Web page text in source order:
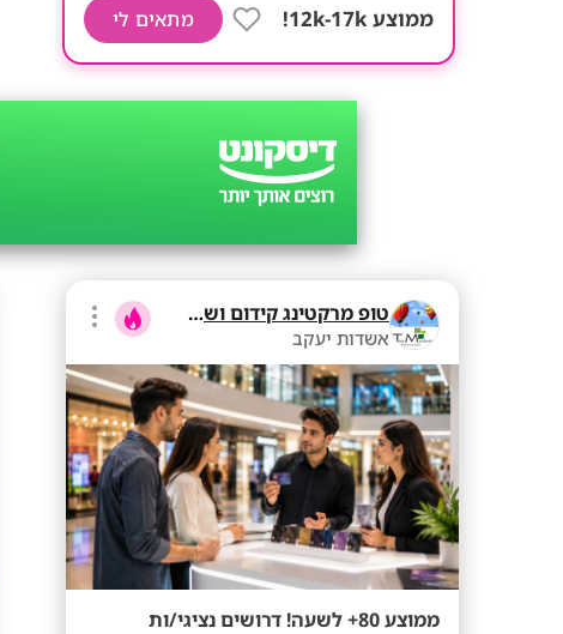
ממוצע 12k-17k! מתאים לי
טופ מרקטינג קידום ושיווק בע"מ
אשדות יעקב
ממוצע 80+ לשעה! דרושים נציגי/ות